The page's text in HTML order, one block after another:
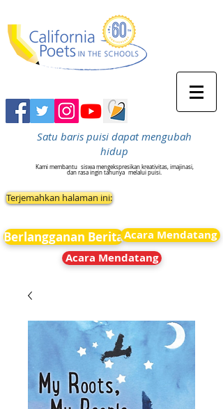
Satu baris puisi dapat mengubah
hidup
Kami membantu siswa mengekspresikan kreativitas, imajinasi,
dan rasa ingin tahunya melalui puisi.
Terjemahkan halaman ini:
Berlangganan BeritaAcara Mendatang
Acara Mendatang